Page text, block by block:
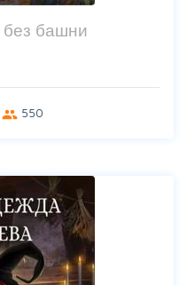
без башни
group 550